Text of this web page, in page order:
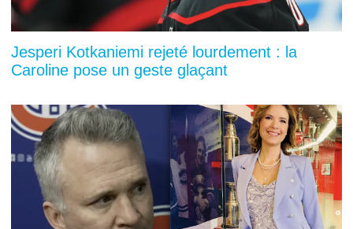
Jesperi Kotkaniemi rejeté lourdement : la
Caroline pose un geste glaçant